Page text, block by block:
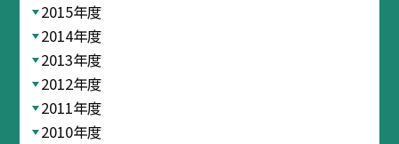
2015年度
2014年度
2013年度
2012年度
2011年度
2010年度